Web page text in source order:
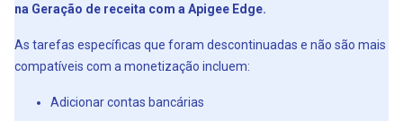
na Geração de receita com a Apigee Edge.
As tarefas específicas que foram descontinuadas e não são mais
compatíveis com a monetização incluem:
Adicionar contas bancárias